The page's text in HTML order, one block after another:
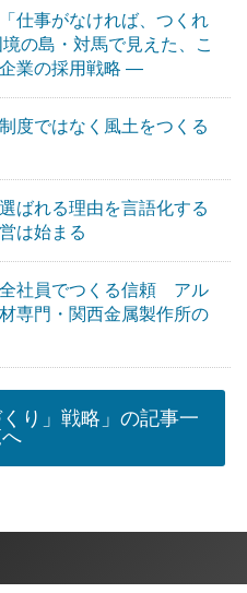
仕事がなければ、つくれ
の島・対馬で見えた、こ
業の採用戦略 ―
度ではなく風土をつくる
ばれる理由を言語化する
は始まる
社員でつくる信頼 アル
専門・関西金属製作所の
り」戦略」の記事一